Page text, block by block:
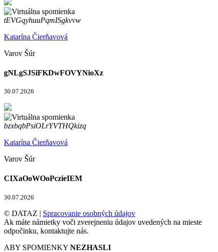
tEVGqyhuuPqmISgkvvw
Katarína Čierňavová
Varov Šúr
gNLgSJSiFKDwFOVYNioXz
30.07.2026
bzxbqbPsiOLrYVTHQkizq
Katarína Čierňavová
Varov Šúr
CIXaOoWOoPczieIEM
30.07.2026
© DATAZ | Spracovanie osobných údajov
Ak máte námietky voči zverejneniu údajov uvedených na mieste
odpočinku, kontaktujte nás.
ABY SPOMIENKY NEZHASLI